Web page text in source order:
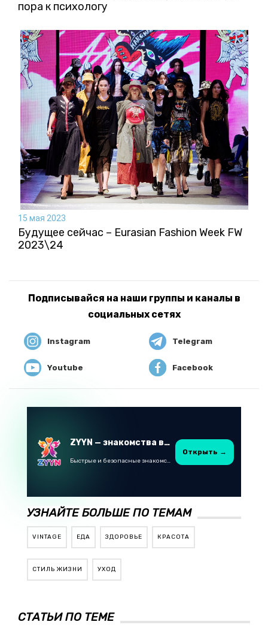
пора к психологу
15 мая 2023
Будущее сейчас – Eurasian Fashion Week FW
2023\24
Подписывайся на наши группы и каналы в
социальных сетях
Instagram Telegram
Youtube Facebook
ZYYN — знакомства в Казахстане
Быстрые и безопасные знакомства в Telegram
Открыть →
УЗНАЙТЕ БОЛЬШЕ ПО ТЕМАМ
VINTAGE ЕДА ЗДОРОВЬЕ КРАСОТА
СТИЛЬ ЖИЗНИ УХОД
СТАТЬИ ПО ТЕМЕ